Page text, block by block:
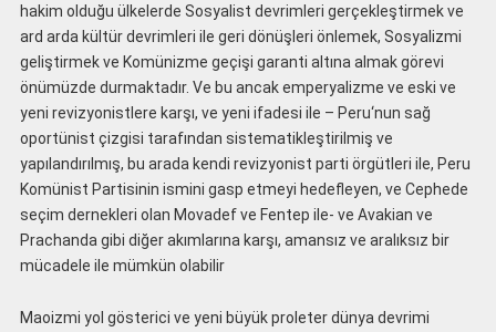
hakim olduğu ülkelerde Sosyalist devrimleri gerçekleştirmek ve
ard arda kültür devrimleri ile geri dönüşleri önlemek, Sosyalizmi
geliştirmek ve Komünizme geçişi garanti altına almak görevi
önümüzde durmaktadır. Ve bu ancak emperyalizme ve eski ve
yeni revizyonistlere karşı, ve yeni ifadesi ile – Peru‘nun sağ
oportünist çizgisi tarafından sistematikleştirilmiş ve
yapılandırılmış, bu arada kendi revizyonist parti örgütleri ile, Peru
Komünist Partisinin ismini gasp etmeyi hedefleyen, ve Cephede
seçim dernekleri olan Movadef ve Fentep ile- ve Avakian ve
Prachanda gibi diğer akımlarına karşı, amansız ve aralıksız bir
mücadele ile mümkün olabilir
Maoizmi yol gösterici ve yeni büyük proleter dünya devrimi